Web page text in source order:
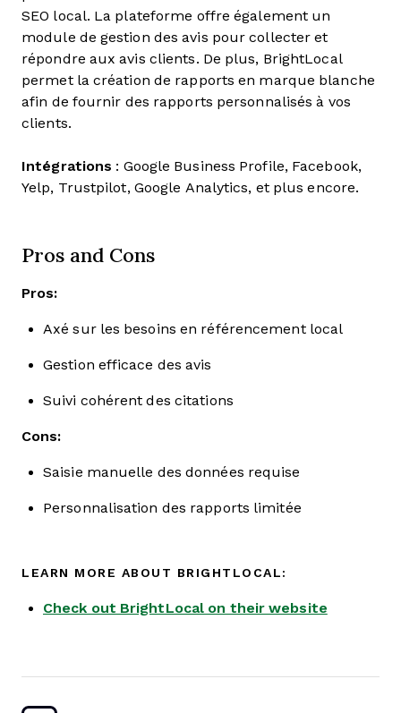
SEO local. La plateforme offre également un
module de gestion des avis pour collecter et
répondre aux avis clients. De plus, BrightLocal
permet la création de rapports en marque blanche
afin de fournir des rapports personnalisés à vos
clients.
Intégrations : Google Business Profile, Facebook,
Yelp, Trustpilot, Google Analytics, et plus encore.
Pros and Cons
Pros:
Axé sur les besoins en référencement local
Gestion efficace des avis
Suivi cohérent des citations
Cons:
Saisie manuelle des données requise
Personnalisation des rapports limitée
LEARN MORE ABOUT BRIGHTLOCAL:
Check out BrightLocal on their website